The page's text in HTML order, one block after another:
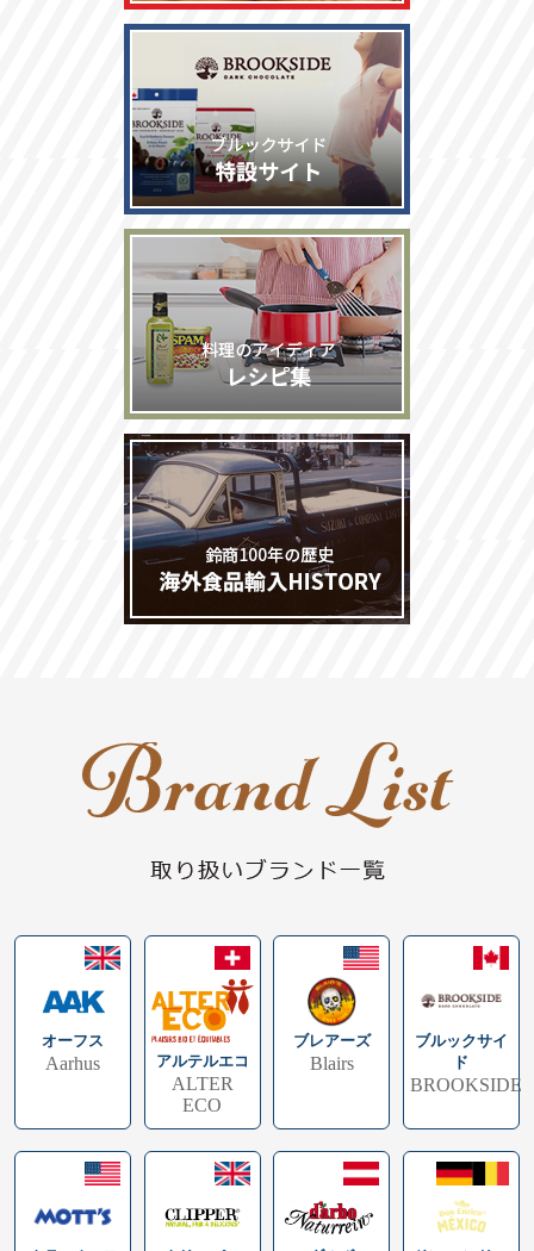
オーフス
Aarhus アルテルエコ
ALTER
ECO
ブレアーズ
Blairs
ブルックサイ
ド
BROOKSIDE